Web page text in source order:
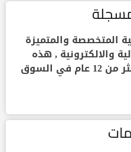
المتخصصة والمتميزة
والالكترونية , هذه
الدورات هي حصيلة خبرة أكثر من 12 عام في السوق